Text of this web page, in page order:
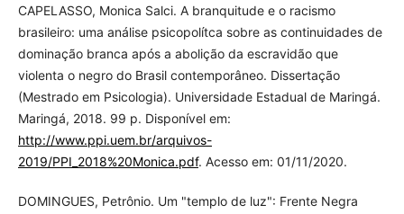
CAPELASSO, Monica Salci. A branquitude e o racismo
brasileiro: uma análise psicopolítca sobre as continuidades de
dominação branca após a abolição da escravidão que
violenta o negro do Brasil contemporâneo. Dissertação
(Mestrado em Psicologia). Universidade Estadual de Maringá.
Maringá, 2018. 99 p. Disponível em:
http://www.ppi.uem.br/arquivos-
2019/PPI_2018%20Monica.pdf. Acesso em: 01/11/2020.
DOMINGUES, Petrônio. Um "templo de luz": Frente Negra